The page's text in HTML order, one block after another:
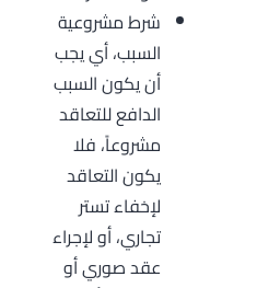
شرط مشروعية
السبب، أي يجب
أن يكون السبب
الدافع للتعاقد
مشروعاً، فلا
يكون التعاقد
لإخفاء تستر
تجاري، أو لإجراء
عقد صوري أو